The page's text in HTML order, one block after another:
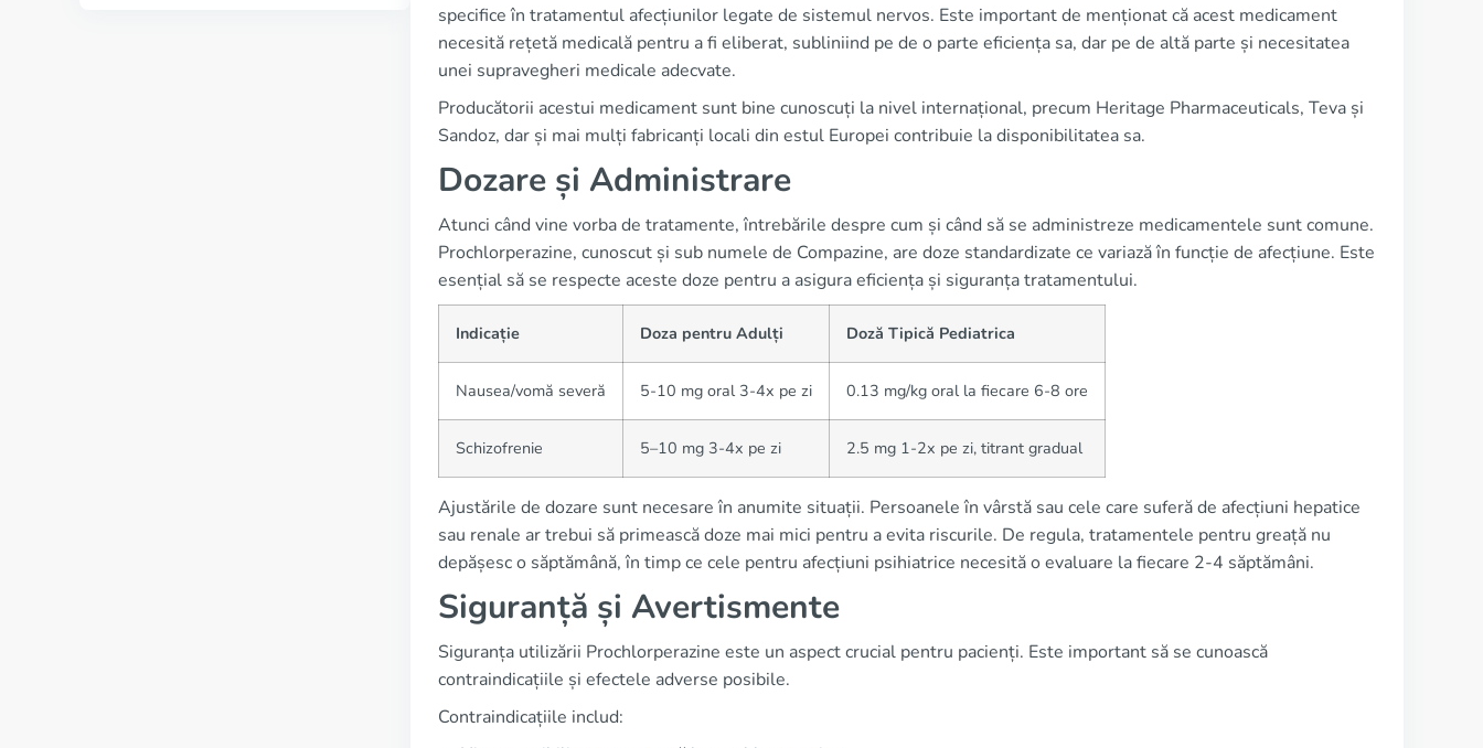
specifice în tratamentul afecțiunilor legate de sistemul nervos. Este important de menționat că acest medicament
necesită rețetă medicală pentru a fi eliberat, subliniind pe de o parte eficiența sa, dar pe de altă parte și necesitatea
unei supravegheri medicale adecvate.
Producătorii acestui medicament sunt bine cunoscuți la nivel internațional, precum Heritage Pharmaceuticals, Teva și
Sandoz, dar și mai mulți fabricanți locali din estul Europei contribuie la disponibilitatea sa.
Dozare și Administrare
Atunci când vine vorba de tratamente, întrebările despre cum și când să se administreze medicamentele sunt comune.
Prochlorperazine, cunoscut și sub numele de Compazine, are doze standardizate ce variază în funcție de afecțiune. Este
esențial să se respecte aceste doze pentru a asigura eficiența și siguranța tratamentului.
Indicație Doza pentru Adulți Doză Tipică Pediatrica
Nausea/vomă severă 5-10 mg oral 3-4x pe zi 0.13 mg/kg oral la fiecare 6-8 ore
Schizofrenie 5–10 mg 3-4x pe zi 2.5 mg 1-2x pe zi, titrant gradual
Ajustările de dozare sunt necesare în anumite situații. Persoanele în vârstă sau cele care suferă de afecțiuni hepatice
sau renale ar trebui să primească doze mai mici pentru a evita riscurile. De regula, tratamentele pentru greață nu
depășesc o săptămână, în timp ce cele pentru afecțiuni psihiatrice necesită o evaluare la fiecare 2-4 săptămâni.
Siguranță și Avertismente
Siguranța utilizării Prochlorperazine este un aspect crucial pentru pacienți. Este important să se cunoască
contraindicațiile și efectele adverse posibile.
Contraindicațiile includ: